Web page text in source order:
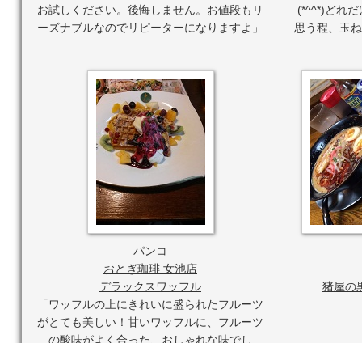
・採用賞品の交換・換金・返品等には応じかねます。
・個人・団体を誹謗中傷する内容、経済的･精神的損害を
のある投稿を禁止します。
・未成年者は保護者の同意を得た上でご応募ください。未
・募集への参加機会を増やすために複数のアカウントを作
募集への参加資格対象外とさせていただきます。
■免責事項
・Twitterの動作環境により発生する募集運営の中断、また
せん。 ・本募集サイトへの投稿いただいた情報は
・本募集サイトは、システムメンテナンス等に伴い停止す
・本募集は予告なく提供条件の変更や応募期間を終了させ
・本募集サイト上の情報等を利用したこと、または利用す
任を負いません。
・当社のTwitter公式アカウント上の、各種情報の内容につ
よって生じたいかなる損害についても、当社は一切責任を
・当社以外の第三者によるツイート等の投稿された情報は
・当社の公式ツイート以外の第三者によるツイートやフォ
・本募集サイト上の記載事項は、予告なしに内容が変更又
お試しください。後悔しません。お値段もリ
ーズナブルなのでリピーターになりますよ」
(*^^*)どれ
思う程、玉
パンコ
おとぎ珈琲 女池店
デラックスワッフル
「ワッフルの上にきれいに盛られたフルーツ
がとても美しい！甘いワッフルに、フルーツ
の酸味がよく合った、おしゃれな味でし
猪屋の